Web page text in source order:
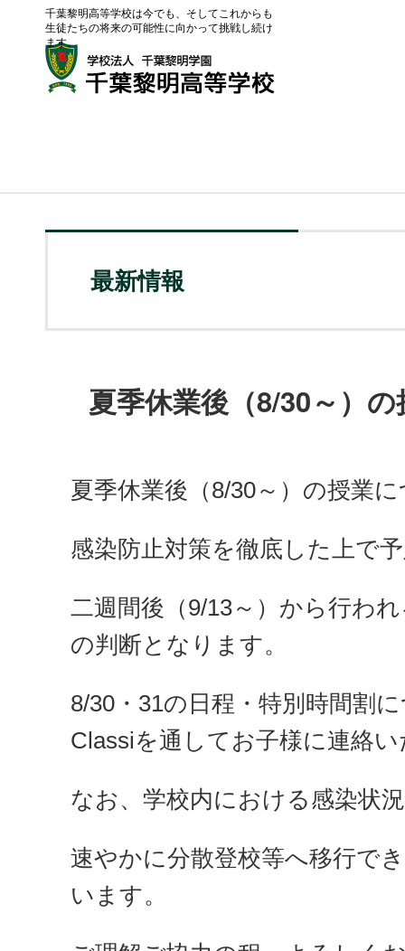
千葉黎明高等学校は今でも、そしてこれからも
生徒たちの将来の可能性に向かって挑戦し続け
ます。
最新情報
夏季休業後（8/30～）
夏季休業後（8/30～）の授業
感染防止対策を徹底した上で
二週間後（9/13～）から行わ
の判断となります。
8/30・31の日程・特別時間割
Classiを通してお子様に連絡
なお、学校内における感染状
速やかに分散登校等へ移行で
います。